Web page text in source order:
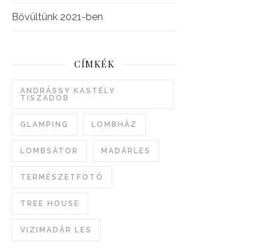
Bővültünk 2021-ben
CÍMKÉK
ANDRÁSSY KASTÉLY
TISZADOB
GLAMPING LOMBHÁZ
LOMBSÁTOR MADÁRLES
TERMÉSZETFOTÓ
TREE HOUSE
VIZIMADÁR LES